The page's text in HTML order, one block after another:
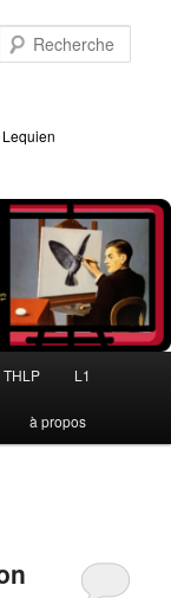
THLP L1
à propos